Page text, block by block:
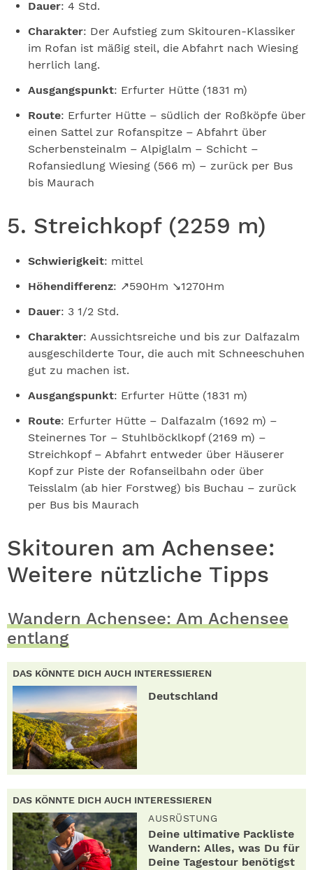
Dauer: 4 Std.
Charakter: Der Aufstieg zum Skitouren-Klassiker
im Rofan ist mäßig steil, die Abfahrt nach Wiesing
herrlich lang.
Ausgangspunkt: Erfurter Hütte (1831 m)
Route: Erfurter Hütte – südlich der Roßköpfe über
einen Sattel zur Rofanspitze – Abfahrt über
Scherbensteinalm – Alpiglalm – Schicht –
Rofansiedlung Wiesing (566 m) – zurück per Bus
bis Maurach
5. Streichkopf (2259 m)
Schwierigkeit: mittel
Höhendifferenz: ↗590Hm ↘1270Hm
Dauer: 3 1/2 Std.
Charakter: Aussichtsreiche und bis zur Dalfazalm
ausgeschilderte Tour, die auch mit Schneeschuhen
gut zu machen ist.
Ausgangspunkt: Erfurter Hütte (1831 m)
Route: Erfurter Hütte – Dalfazalm (1692 m) –
Steinernes Tor – Stuhlböcklkopf (2169 m) –
Streichkopf – Abfahrt entweder über Häuserer
Kopf zur Piste der Rofanseilbahn oder über
Teisslalm (ab hier Forstweg) bis Buchau – zurück
per Bus bis Maurach
Skitouren am Achensee:
Weitere nützliche Tipps
Wandern Achensee: Am Achensee
entlang
DAS KÖNNTE DICH AUCH INTERESSIEREN
Deutschland
DAS KÖNNTE DICH AUCH INTERESSIEREN
AUSRÜSTUNG
Deine ultimative Packliste
Wandern: Alles, was Du für
Deine Tagestour benötigst